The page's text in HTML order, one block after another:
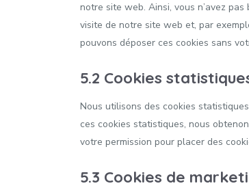
notre site web. Ainsi, vous n’avez
visite de notre site web et, par
pouvons déposer ces cookies sans
5.2 Cookies
Nous utilisons des cookies
ces cookies statistiques, nous
votre permission pour placer des
5.3 Cookies de